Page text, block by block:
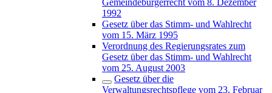
Gemeindebürgerrecht vom 8. Dezember
1992
Gesetz über das Stimm- und Wahlrecht
vom 15. März 1995
Verordnung des Regierungsrates zum
Gesetz über das Stimm- und Wahlrecht
vom 25. August 2003
Gesetz über die
Verwaltungsrechtspflege vom 23. Februar